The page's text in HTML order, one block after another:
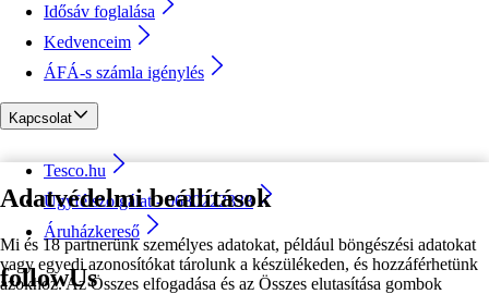
Adatvédelmi beállítások
Mi és 18 partnerünk személyes adatokat, például böngészési adatokat
vagy egyedi azonosítókat tárolunk a készülékeden, és hozzáférhetünk
azokhoz. Az Összes elfogadása és az Összes elutasítása gombok
Idősáv foglalása
Kedvenceim
ÁFÁ-s számla igénylés
Kapcsolat
Tesco.hu
Ügyfélszolgálat - 0680222333
Áruházkereső
followUs